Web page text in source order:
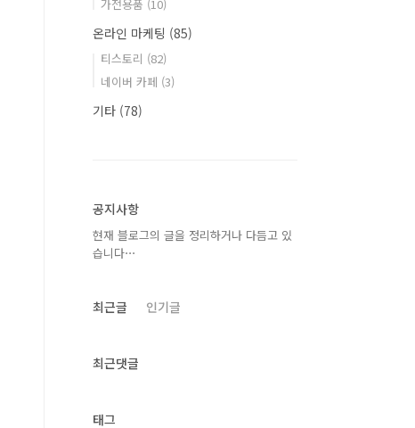
가전용품 (10)
온라인 마케팅 (85)
티스토리 (82)
네이버 카페 (3)
기타 (78)
공지사항
현재 블로그의 글을 정리하거나 다듬고 있
습니다⋯
최근글 인기글
최근댓글
태그